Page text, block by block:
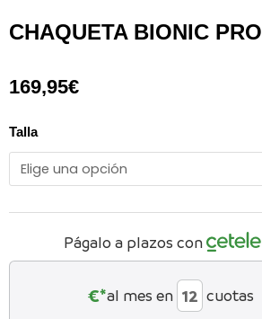
CHAQUETA BIONIC PRO
169,95€
Talla
Págalo a plazos con
€*al mes en cuotas
CHAQUETA
BIONIC
PRO